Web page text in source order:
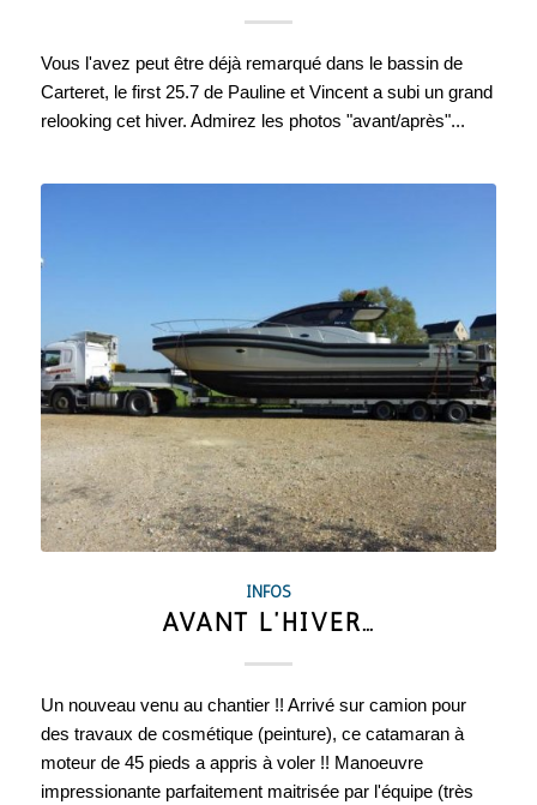
Vous l'avez peut être déjà remarqué dans le bassin de
Carteret, le first 25.7 de Pauline et Vincent a subi un grand
relooking cet hiver. Admirez les photos "avant/après"...
INFOS
AVANT L’HIVER…
Un nouveau venu au chantier !! Arrivé sur camion pour
des travaux de cosmétique (peinture), ce catamaran à
moteur de 45 pieds a appris à voler !! Manoeuvre
impressionante parfaitement maitrisée par l'équipe (très